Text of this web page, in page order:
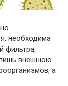
необходима
фильтра,
внешнюю
а